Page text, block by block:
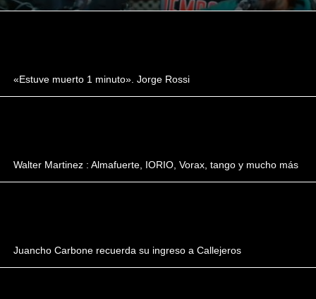
«Estuve muerto 1 minuto». Jorge Rossi
Walter Martinez : Almafuerte, IORIO, Vorax, tango y mucho más
Juancho Carbone recuerda su ingreso a Callejeros